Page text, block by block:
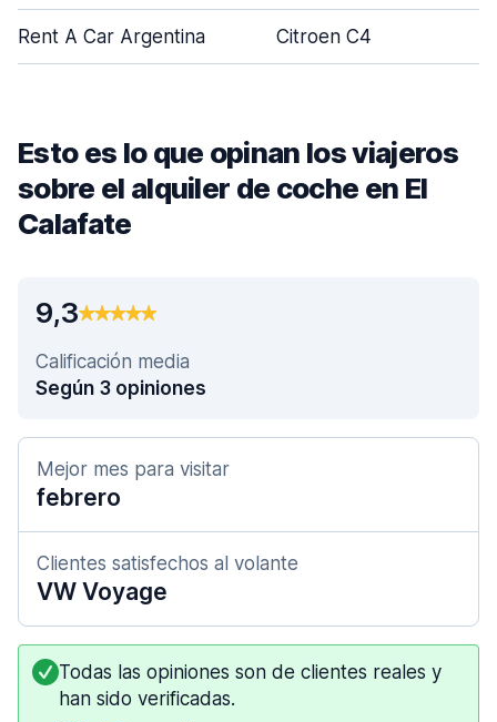
Rent A Car Argentina Citroen C4
Esto es lo que opinan los viajeros
sobre el alquiler de coche en El
Calafate
9,3
Calificación media
Según 3 opiniones
Mejor mes para visitar
febrero
Clientes satisfechos al volante
VW Voyage
Todas las opiniones son de clientes reales y
han sido verificadas.